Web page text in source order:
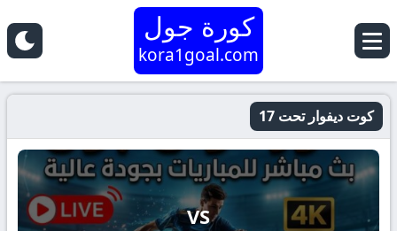
كورة جول
kora1goal.com
كوت ديفوار تحت 17
VS